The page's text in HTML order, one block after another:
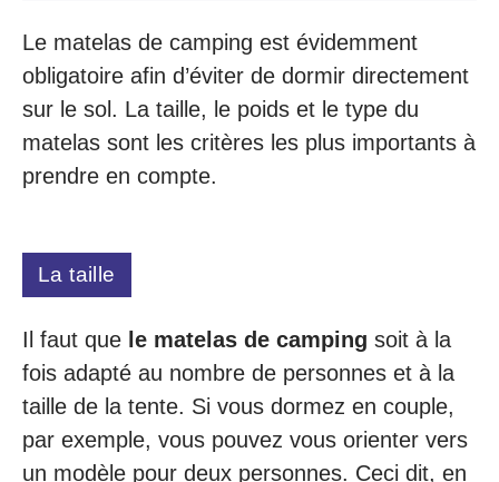
Le matelas de camping est évidemment
obligatoire afin d’éviter de dormir directement
sur le sol. La taille, le poids et le type du
matelas sont les critères les plus importants à
prendre en compte.
La taille
Il faut que le matelas de camping soit à la
fois adapté au nombre de personnes et à la
taille de la tente. Si vous dormez en couple,
par exemple, vous pouvez vous orienter vers
un modèle pour deux personnes. Ceci dit, en